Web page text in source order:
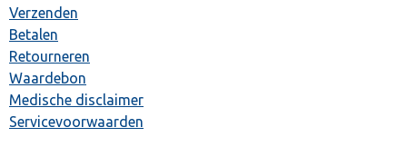
Verzenden
Betalen
Retourneren
Waardebon
Medische disclaimer
Servicevoorwaarden